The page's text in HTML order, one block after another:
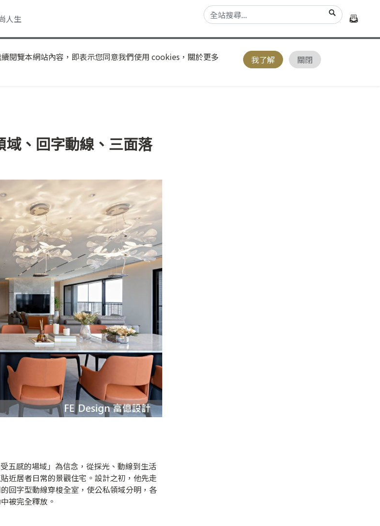
人生
閱覽本網站內容，即表示您同意我們使用 cookies，關於更多
我了解 關閉
域、回字動線、三面落
五感的場域」為信念，從採光、動線到生活
近居者日常的景觀住宅。設計之初，他先走
回字型動線穿梭全室，使公私領域分明，各
被完全釋放。